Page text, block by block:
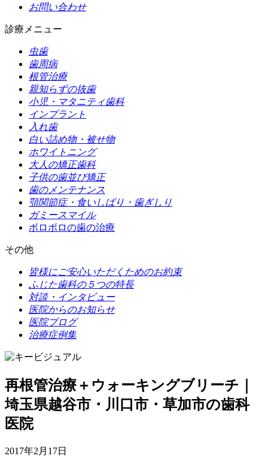
お問い合わせ
診療メニュー
虫歯
歯周病
根管治療
親知らずの抜歯
小児・マタニティ歯科
インプラント
入れ歯
白い詰め物・被せ物
ホワイトニング
大人の矯正歯科
子供の歯並び矯正
歯のメンテナンス
顎関節症・食いしばり・歯ぎしり
ガミースマイル
ボロボロの歯の治療
その他
皆様にご安心いただくためのお約束
ふじた歯科の５つの特長
対談・インタビュー
医院からのお知らせ
医院ブログ
治療症例集
再根管治療＋ウォーキングブリーチ｜
埼玉県越谷市・川口市・草加市の歯科
医院
2017年2月17日